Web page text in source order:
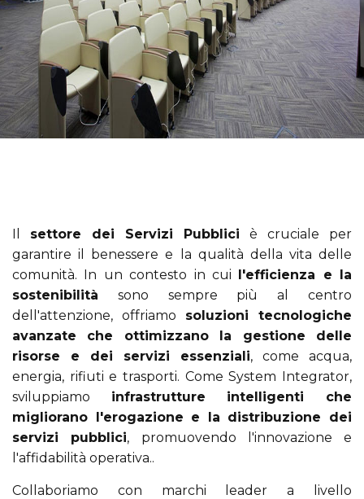
Il settore dei Servizi Pubblici è cruciale per
garantire il benessere e la qualità della vita delle
comunità. In un contesto in cui l'efficienza e la
sostenibilità sono sempre più al centro
dell'attenzione, offriamo soluzioni tecnologiche
avanzate che ottimizzano la gestione delle
risorse e dei servizi essenziali, come acqua,
energia, rifiuti e trasporti. Come System Integrator,
sviluppiamo infrastrutture intelligenti che
migliorano l'erogazione e la distribuzione dei
servizi pubblici, promuovendo l'innovazione e
l'affidabilità operativa..
Collaboriamo con marchi leader a livello